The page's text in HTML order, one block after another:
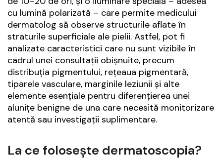
cu lumină polarizată – care permite medicului
dermatolog să observe structurile aflate în
straturile superficiale ale pielii. Astfel, pot fi
analizate caracteristici care nu sunt vizibile în
cadrul unei consultații obișnuite, precum
distribuția pigmentului, rețeaua pigmentară,
tiparele vasculare, marginile leziunii și alte
elemente esențiale pentru diferențierea unei
alunițe benigne de una care necesită monitorizare
atentă sau investigații suplimentare.
La ce folosește dermatoscopia?